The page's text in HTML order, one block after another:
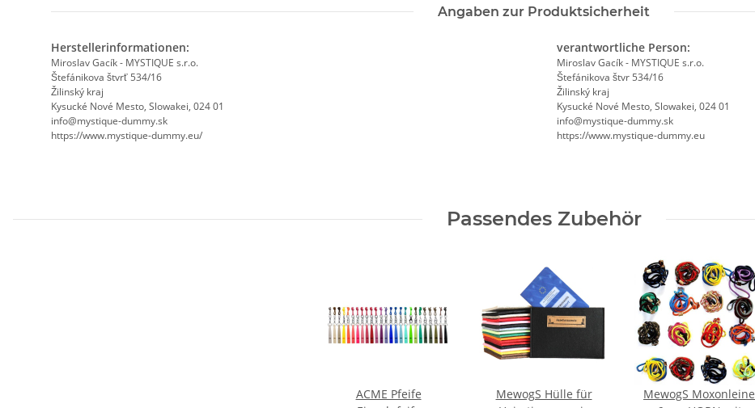
Angaben zur Produktsicherheit
Herstellerinformationen:
Miroslav Gacík - MYSTIQUE s.r.o.
Štefánikova štvrť 534/16
Žilinský kraj
Kysucké Nové Mesto, Slowakei, 024 01
info@mystique-dummy.sk
https://www.mystique-dummy.eu/
verantwortliche Person:
Miroslav Gacík - MYSTIQUE s.r.o.
Štefánikova štvr 534/16
Žilinský kraj
Kysucké Nové Mesto, Slowakei, 024 01
info@mystique-dummy.sk
https://www.mystique-dummy.eu
Passendes Zubehör
ACME Pfeife
MewogS Hülle für
MewogS Moxonleine